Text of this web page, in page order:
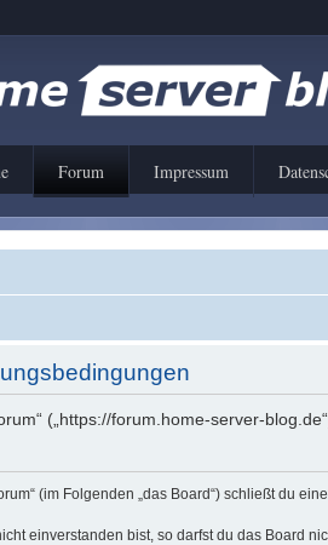
Forum Impressum
(„https://forum.home-server-
(im Folgenden „das Board“) schließt du
einverstanden bist, so darfst du das Board